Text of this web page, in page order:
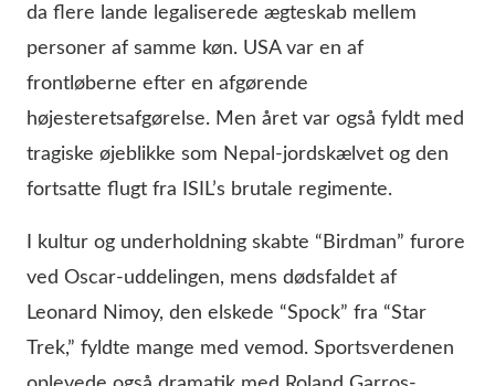
da flere lande legaliserede ægteskab mellem
personer af samme køn. USA var en af
frontløberne efter en afgørende
højesteretsafgørelse. Men året var også fyldt med
tragiske øjeblikke som Nepal-jordskælvet og den
fortsatte flugt fra ISIL’s brutale regimente.
I kultur og underholdning skabte “Birdman” furore
ved Oscar-uddelingen, mens dødsfaldet af
Leonard Nimoy, den elskede “Spock” fra “Star
Trek,” fyldte mange med vemod. Sportsverdenen